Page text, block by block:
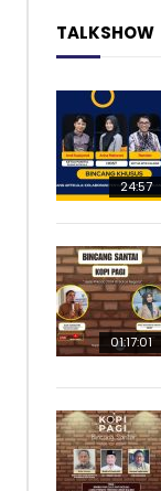
TALKSHOW
24:57
01:17:01